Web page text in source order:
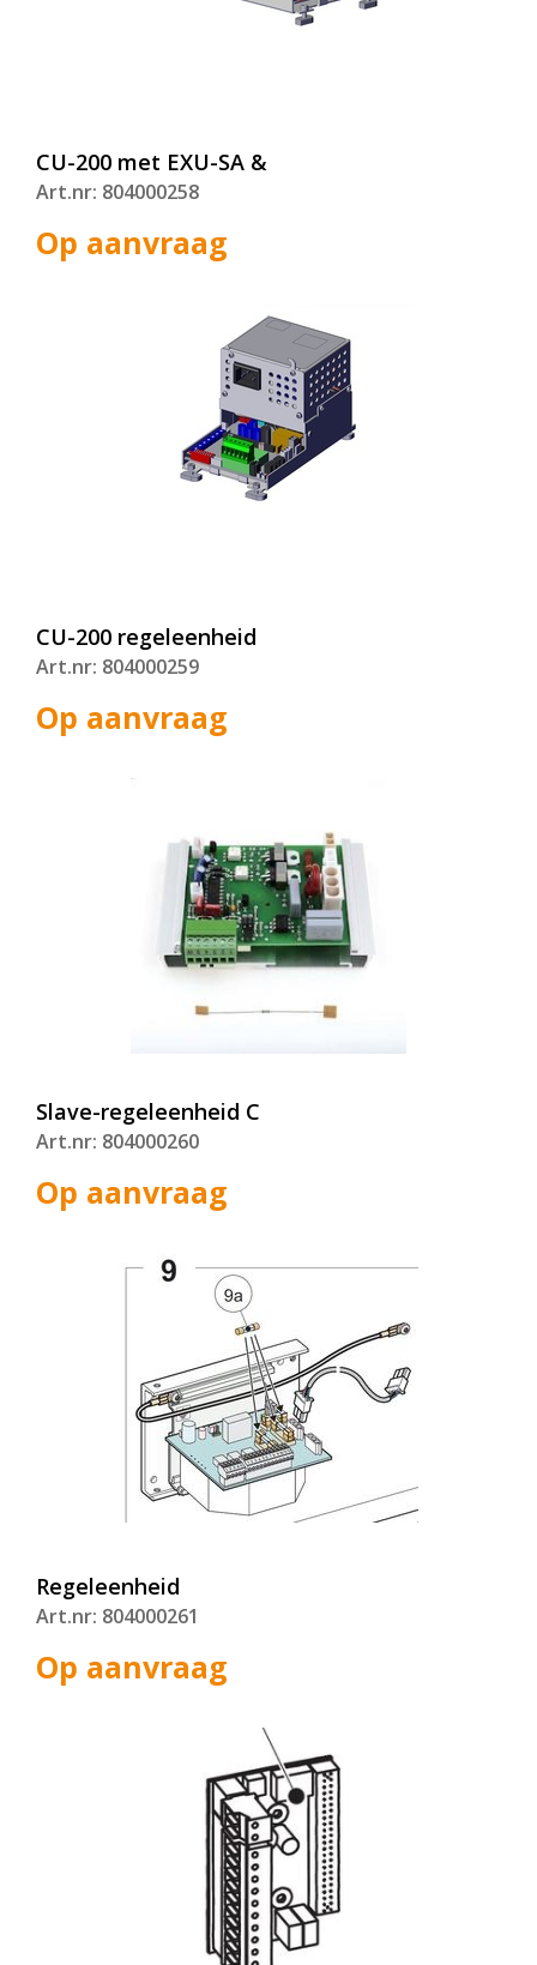
CU-200 met EXU-SA &
Art.nr: 804000258
Op aanvraag
CU-200 regeleenheid
Art.nr: 804000259
Op aanvraag
Slave-regeleenheid C
Art.nr: 804000260
Op aanvraag
Regeleenheid
Art.nr: 804000261
Op aanvraag